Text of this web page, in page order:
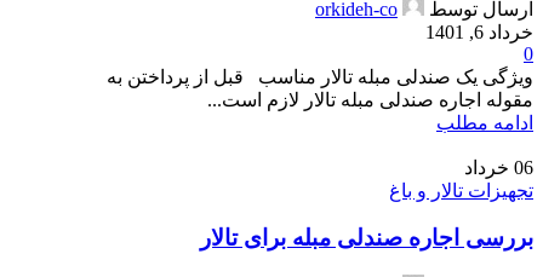
ارسال توسط
orkideh-co
خرداد 6, 1401
0
ویژگی یک صندلی مبله تالار مناسب قبل از پرداختن به
مقوله اجاره صندلی مبله تالار لازم است...
ادامه مطلب
06 خرداد
تجهیزات تالار و باغ
بررسی اجاره صندلی مبله برای تالار